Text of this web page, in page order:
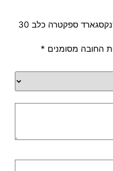
היה הראשון לכתוב סקירה “נקסגארד ספקטרה כלב 30
החובה מסומנים *